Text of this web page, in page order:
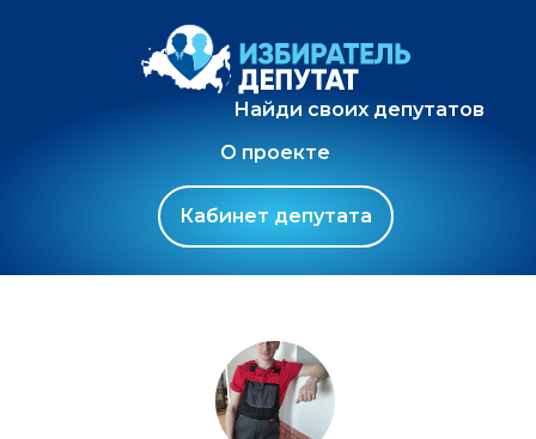
Найди своих депутатов
О проекте
Кабинет депутата